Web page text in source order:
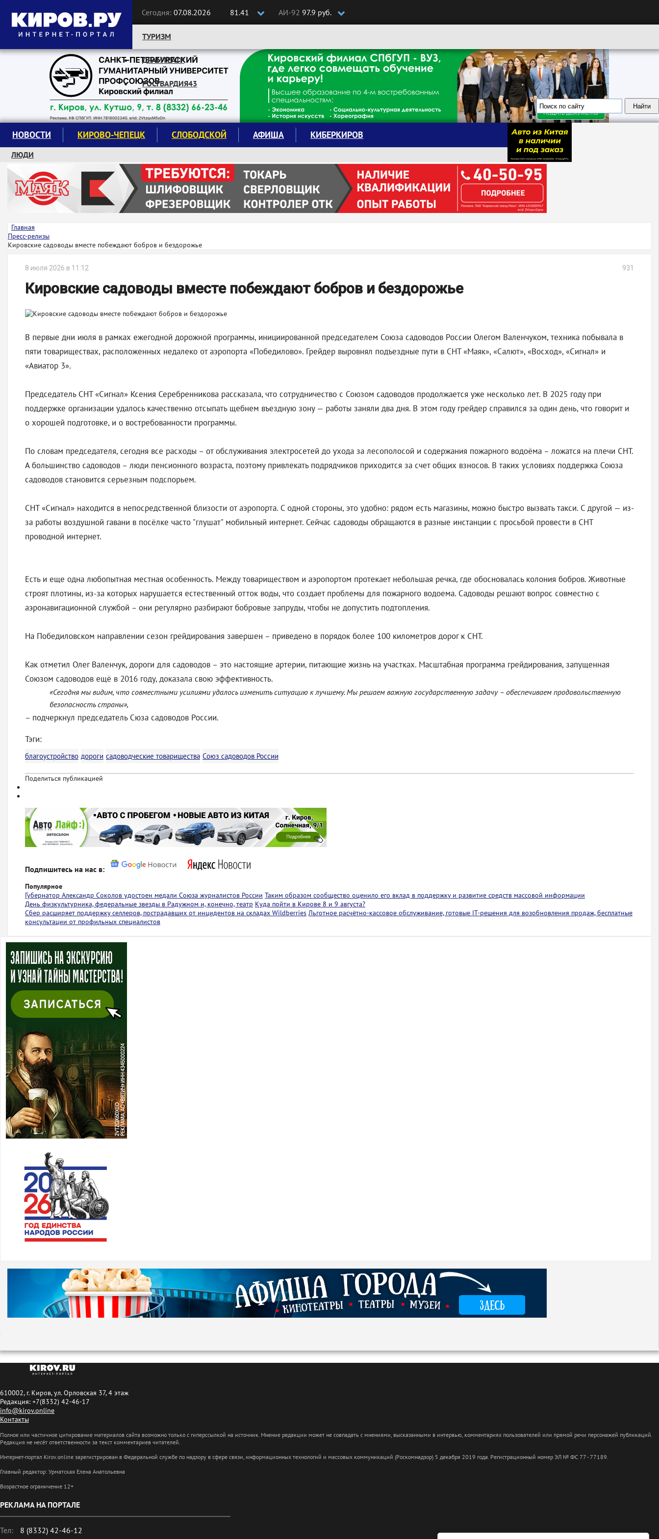
Сегодня: 07.08.2026 81.41 АИ-92 97.9 руб.
Следите за новостями:
ТУРИЗМ
ДРАМТЕАТР
РОСГВАРДИЯ43
НОВОСТИ КИРОВО-ЧЕПЕЦК СЛОБОДСКОЙ АФИША КИБЕРКИРОВ
ЛЮДИ
КРУЖКИ И СЕКЦИИ
ЗАВОДУ "МАЯК" 85 ЛЕТ
ЭКОЛОГИЯ
Главная
Пресс-релизы
Кировские садоводы вместе побеждают бобров и бездорожье
8 июля 2026 в 11:12 931
Кировские садоводы вместе побеждают бобров и бездорожье
В первые дни июля в рамках ежегодной дорожной программы, инициированной председателем Союза садоводов России Олегом Валенчуком, техника побывала в
пяти товариществах, расположенных недалеко от аэропорта «Победилово». Грейдер выровнял подъездные пути в СНТ «Маяк», «Салют», «Восход», «Сигнал» и
«Авиатор 3».
Председатель СНТ «Сигнал» Ксения Серебренникова рассказала, что сотрудничество с Союзом садоводов продолжается уже несколько лет. В 2025 году при
поддержке организации удалось качественно отсыпать щебнем въездную зону — работы заняли два дня. В этом году грейдер справился за один день, что говорит и
о хорошей подготовке, и о востребованности программы.
По словам председателя, сегодня все расходы – от обслуживания электросетей до ухода за лесополосой и содержания пожарного водоёма – ложатся на плечи СНТ.
А большинство садоводов – люди пенсионного возраста, поэтому привлекать подрядчиков приходится за счет общих взносов. В таких условиях поддержка Союза
садоводов становится серьезным подспорьем.
СНТ «Сигнал» находится в непосредственной близости от аэропорта. С одной стороны, это удобно: рядом есть магазины, можно быстро вызвать такси. С другой — из-
за работы воздушной гавани в посёлке часто "глушат" мобильный интернет. Сейчас садоводы обращаются в разные инстанции с просьбой провести в СНТ
проводной интернет.
Есть и еще одна любопытная местная особенность. Между товариществом и аэропортом протекает небольшая речка, где обосновалась колония бобров. Животные
строят плотины, из-за которых нарушается естественный отток воды, что создает проблемы для пожарного водоема. Садоводы решают вопрос совместно с
аэронавигационной службой – они регулярно разбирают бобровые запруды, чтобы не допустить подтопления.
На Победиловском направлении сезон грейдирования завершен – приведено в порядок более 100 километров дорог к СНТ.
Как отметил Олег Валенчук, дороги для садоводов – это настоящие артерии, питающие жизнь на участках. Масштабная программа грейдирования, запущенная
Союзом садоводов ещё в 2016 году, доказала свою эффективность.
«Сегодня мы видим, что совместными усилиями удалось изменить ситуацию к лучшему. Мы решаем важную государственную задачу – обеспечиваем продовольственную
безопасность страны»,
– подчеркнул председатель Сюза садоводов России.
Тэги:
благоустройство дороги садоводческие товарищества Союз садоводов России
Поделиться публикацией
Подпишитесь на нас в:
Популярное
Губернатор Александр Соколов удостоен медали Союза журналистов России Таким образом сообщество оценило его вклад в поддержку и развитие средств массовой информации
День физкультурника, федеральные звезды в Радужном и, конечно, театр Куда пойти в Кирове 8 и 9 августа?
Сбер расширяет поддержку селлеров, пострадавших от инцидентов на складах Wildberries Льготное расчётно-кассовое обслуживание, готовые IT-решения для возобновления продаж, бесплатные
консультации от профильных специалистов
610002, г. Киров, ул. Орловская 37, 4 этаж
Редакция: +7(8332) 42-46-17
info@kirov.online
Контакты
Полное или частичное цитирование материалов сайта возможно только с гиперссылкой на источник. Мнение редакции может не совпадать с мнениями, высказанными в интервью, комментариях пользователей или прямой речи персонажей публикаций.
Редакция не несёт ответственности за текст комментариев читателей.
Интернет-портал Kirov.online зарегистрирован в Федеральной службе по надзору в сфере связи, информационных технологий и массовых коммуникаций (Роскомнадзор) 5 декабря 2019 года. Регистрационный номер ЭЛ № ФС 77 - 77189.
Главный редактор: Урматская Елена Анатольевна
Возрастное ограничение 12+
РЕКЛАМА НА ПОРТАЛЕ
Тел:
8 (8332) 42-46-12